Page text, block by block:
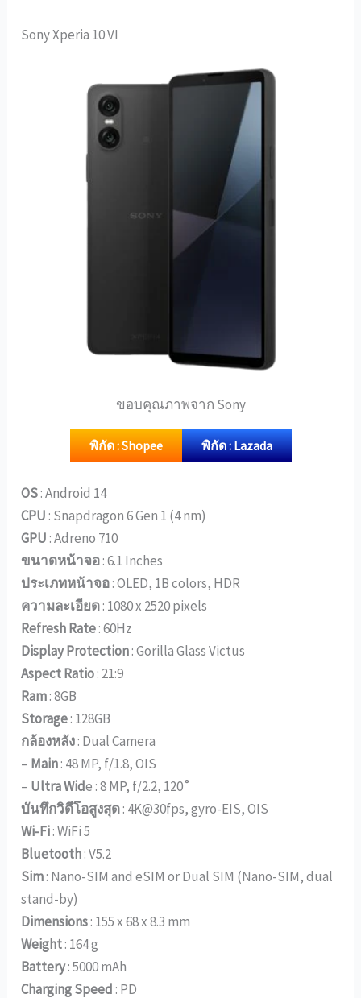
Sony Xperia 10 VI
ขอบคุณภาพจาก Sony
พิกัด : Shopee พิกัด : Lazada
OS: Android 14
CPU: Snapdragon 6 Gen 1 (4 nm)
GPU: Adreno 710
ขนาดหน้าจอ: 6.1 Inches
ประเภทหน้าจอ: OLED, 1B colors, HDR
ความละเอียด: 1080 x 2520 pixels
Refresh Rate: 60Hz
Display Protection: Gorilla Glass Victus
Aspect Ratio: 21:9
Ram: 8GB
Storage: 128GB
กล้องหลัง: Dual Camera
– Main: 48 MP, f/1.8, OIS
– Ultra Wide : 8 MP, f/2.2, 120˚
บันทึกวิดีโอสูงสุด: 4K@30fps, gyro-EIS, OIS
Wi-Fi: WiFi 5
Bluetooth: V5.2
Sim: Nano-SIM and eSIM or Dual SIM (Nano-SIM, dual
stand-by)
Dimensions: 155 x 68 x 8.3 mm
Weight: 164 g
Battery: 5000 mAh
Charging Speed: PD